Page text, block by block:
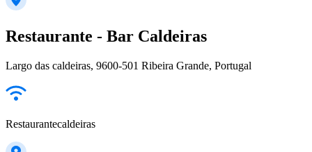
Restaurante - Bar Caldeiras
Largo das caldeiras, 9600-501 Ribeira Grande, Portugal
Restaurantecaldeiras